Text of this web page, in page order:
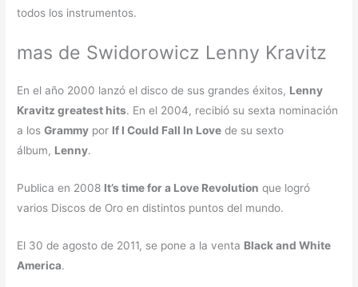
todos los instrumentos.
mas de Swidorowicz Lenny Kravitz
En el año 2000 lanzó el disco de sus grandes éxitos, Lenny
Kravitz greatest hits. En el 2004, recibió su sexta nominación
a losGrammy por If I Could Fall In Love de su sexto
álbum, Lenny.
Publica en 2008 It’s time for a Love Revolution que logró
varios Discos de Oro en distintos puntos del mundo.
El 30 de agosto de 2011, se pone a la venta Black and White
America.